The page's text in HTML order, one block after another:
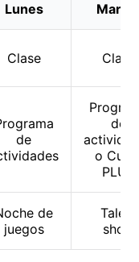
Lunes
Clase Clase
de
de
o
PLUS
de
juegos
Talent
show